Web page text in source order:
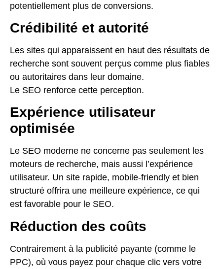
potentiellement plus de conversions.
Crédibilité et autorité
Les sites qui apparaissent en haut des résultats de
recherche sont souvent perçus comme plus fiables
ou autoritaires dans leur domaine.
Le SEO renforce cette perception.
Expérience utilisateur
optimisée
Le SEO moderne ne concerne pas seulement les
moteurs de recherche, mais aussi l’expérience
utilisateur. Un site rapide, mobile-friendly et bien
structuré offrira une meilleure expérience, ce qui
est favorable pour le SEO.
Réduction des coûts
Contrairement à la publicité payante (comme le
PPC), où vous payez pour chaque clic vers votre